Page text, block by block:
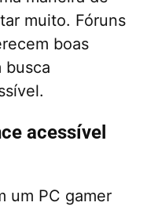
muito. Fóruns
boas
busca
acessível
um PC gamer